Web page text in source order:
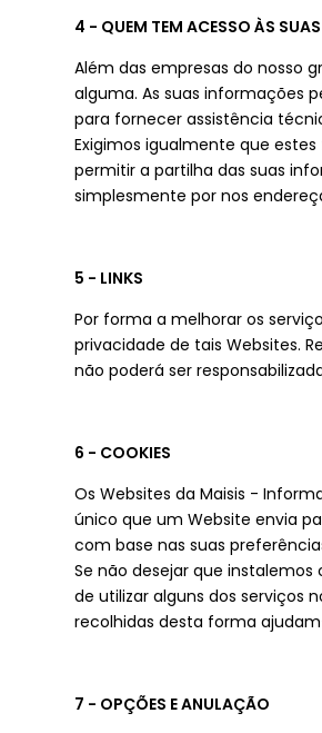
4 - QUEM TEM ACESSO ÀS
Além das empresas do nosso
alguma. As suas informações
para fornecer assistência
Exigimos igualmente que
permitir a partilha das suas
simplesmente por nos
5 - LINKS
Por forma a melhorar os
privacidade de tais Websites.
não poderá ser
6 - COOKIES
Os Websites da Maisis -
único que um Website envia
com base nas suas
Se não desejar que
de utilizar alguns dos serviços
recolhidas desta forma
7 - OPÇÕES E ANULAÇÃO